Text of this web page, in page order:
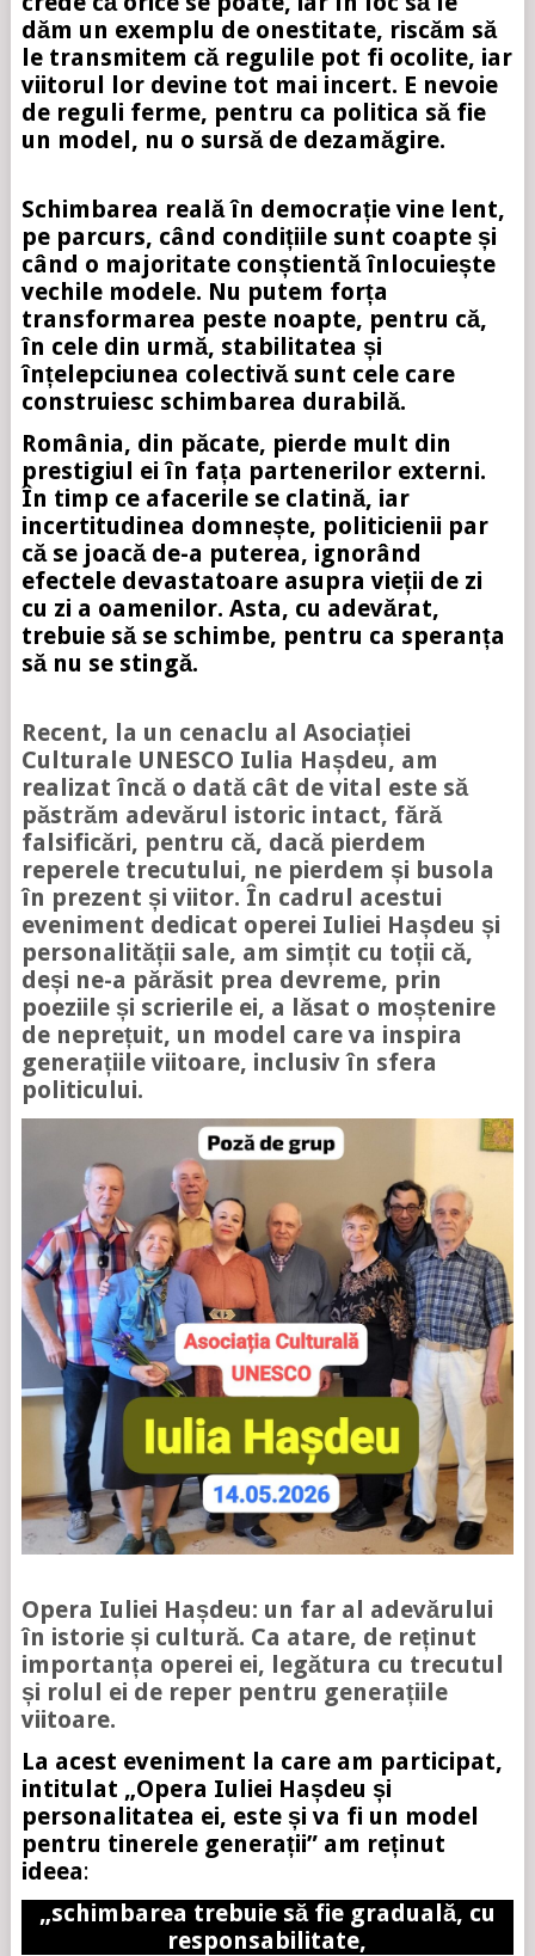
dăm un exemplu de onestitate, riscăm să
le transmitem că regulile pot fi ocolite, iar
viitorul lor devine tot mai incert. E nevoie
de reguli ferme, pentru ca politica să fie
un model, nu o sursă de dezamăgire.
Schimbarea reală în democrație vine lent,
pe parcurs, când condițiile sunt coapte și
când o majoritate conștientă înlocuiește
vechile modele. Nu putem forța
transformarea peste noapte, pentru că,
în cele din urmă, stabilitatea și
înțelepciunea colectivă sunt cele care
construiesc schimbarea durabilă.
România, din păcate, pierde mult din
prestigiul ei în fața partenerilor externi.
În timp ce afacerile se clatină, iar
incertitudinea domnește, politicienii par
că se joacă de-a puterea, ignorând
efectele devastatoare asupra vieții de zi
cu zi a oamenilor. Asta, cu adevărat,
trebuie să se schimbe, pentru ca speranța
să nu se stingă.
Recent, la un cenaclu al Asociației
Culturale UNESCO Iulia Hașdeu, am
realizat încă o dată cât de vital este să
păstrăm adevărul istoric intact, fără
falsificări, pentru că, dacă pierdem
reperele trecutului, ne pierdem și busola
în prezent și viitor. În cadrul acestui
eveniment dedicat operei Iuliei Hașdeu și
personalității sale, am simțit cu toții că,
deși ne-a părăsit prea devreme, prin
poeziile și scrierile ei, a lăsat o moștenire
de neprețuit, un model care va inspira
generațiile viitoare, inclusiv în sfera
politicului.
Opera Iuliei Hașdeu: un far al adevărului
în istorie și cultură. Ca atare, de reținut
importanța operei ei, legătura cu trecutul
și rolul ei de reper pentru generațiile
viitoare.
La acest eveniment la care am participat,
intitulat „Opera Iuliei Hașdeu și
personalitatea ei, este și va fi un model
pentru tinerele generații” am reținut
ideea:
„schimbarea trebuie să fie graduală, cu
responsabilitate,